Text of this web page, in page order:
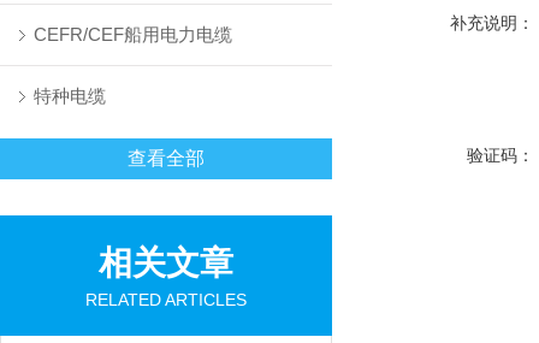
CEFR/CEF船用电力电缆
特种电缆
查看全部
相关文章
RELATED ARTICLES
补充说明：
验证码：